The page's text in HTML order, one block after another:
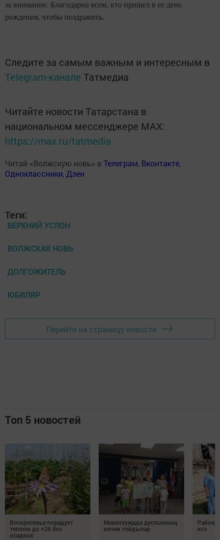
за внимание. Благодарна всем, кто пришел в ее день
рождения, чтобы поздравить.
Следите за самым важным и интересным в
Telegram-канале Татмедиа
Читайте новости Татарстана в
национальном мессенджере MАХ:
https://max.ru/tatmedia
Читай «Волжскую новь» в Телеграм, Вконтакте,
Одноклассники,Дзен
Теги:
ВЕРХНИЙ УСЛОН
ВОЛЖСКАЯ НОВЬ
ДОЛГОЖИТЕЛЬ
ЮБИЛЯР
Перейти на страницу новости
Топ 5 новостей
Воскресенье порадует
теплом до +26 без
осадков
Мәмәтхуҗада дуслыкның
көчен тойдылар
итә